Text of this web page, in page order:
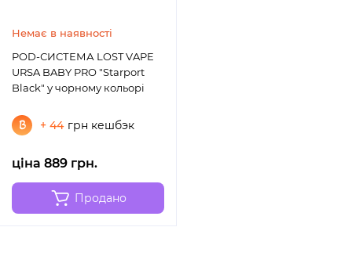
Немає в наявності
POD-СИСТЕМА LOST VAPE
URSA BABY PRO "Starport
Black" у чорному кольорі
+ 44 грн кешбэк
ціна 889 грн.
Продано